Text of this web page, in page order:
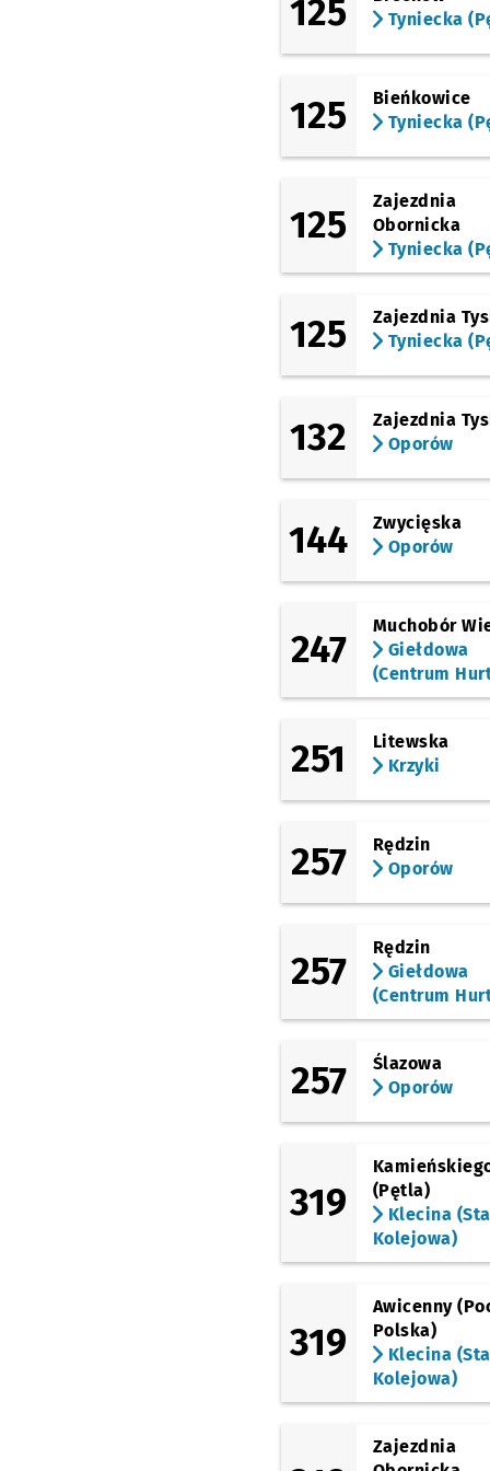
Technologiczny
ROD Oświata NŻ
(Grabiszyńska)
FAT
(Grabiszyńska)
Grabiszyńska
Przystanek na
(Solskiego)
Solskiego
Wiejska
(Aleja Piastów)
Stanki
(Aleja Piastów)
Bukowskiego NŻ
(Racławicka)
Racławicka
(Racławicka)
Modlińska
Gajowicka (Szkoła)
(Hallera)
Gajowicka
(Kamienna)
Drukarska
(Kamienna)
Uniwersytet
(Borowska)
Śliczna
ROD Bajki
(Borowska)
Działkowa
(Świeradowska)
Gaj
(Świeradowska)
Świeradowska
(Morwowa)
Morwowa NŻPrzystanek
Złotostocka NŻ
125
Tyniecka
125
Bieńkowice
Tyniecka
125
Zajezdnia
Obornicka
Tyniecka
125
Zajezdnia
Tyniecka
132
Zajezdnia
Oporów
144
Zwycięska
Oporów
247
Muchobór
Giełdowa
(Centrum
251
Litewska
Krzyki
257
Rędzin
Oporów
257
Rędzin
Giełdowa
(Centrum
257
Ślazowa
Oporów
319
(Pętla)
Klecina
Kolejowa)
319
Awicenny
Polska)
Klecina
Kolejowa)
Zajezdnia